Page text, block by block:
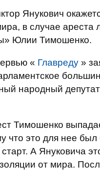
Янукович
в случае ареста
Юлии Тимошенко.
« Главреду »
народный
Тимошенко
что это для нее
А Януковича
от мира.